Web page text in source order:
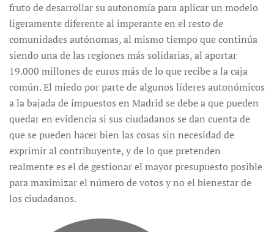
fruto de desarrollar su autonomía para aplicar un modelo
ligeramente diferente al imperante en el resto de
comunidades autónomas, al mismo tiempo que continúa
siendo una de las regiones más solidarias, al aportar
19.000 millones de euros más de lo que recibe a la caja
común. El miedo por parte de algunos líderes autonómicos
a la bajada de impuestos en Madrid se debe a que pueden
quedar en evidencia si sus ciudadanos se dan cuenta de
que se pueden hacer bien las cosas sin necesidad de
exprimir al contribuyente, y de lo que pretenden
realmente es el de gestionar el mayor presupuesto posible
para maximizar el número de votos y no el bienestar de
los ciudadanos.